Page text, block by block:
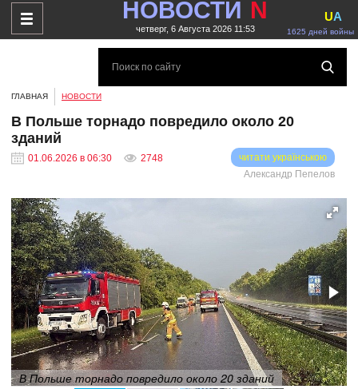
НОВОСТИ N
четверг, 6 Августа 2026 11:53 1625 дней войны
UA
ГЛАВНАЯ НОВОСТИ
В Польше торнадо повредило около 20
зданий
01.06.2026 в 06:30 2748
читати українською
Александр Пепелов
В Польше торнадо повредило около 20 зданий